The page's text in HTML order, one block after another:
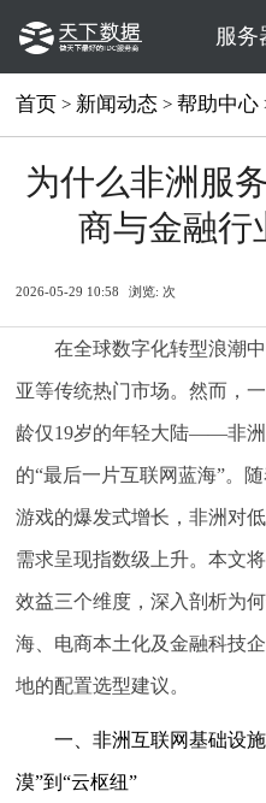
服务
首页 > 新闻动态 >帮助中心
为什么非洲服
商与金融行
2026-05-29 10:58 浏览: 次
在全球数字化转型浪潮
亚等传统热门市场。然而，
龄仅19岁的年轻大陆——非
的“最后一片互联网蓝海”。
游戏的爆发式增长，非洲对
需求呈现指数级上升。本文
效益三个维度，深入剖析为
海、电商本土化及金融科技
地的配置选型建议。
一、非洲互联网基础设
漠”到“云枢纽”